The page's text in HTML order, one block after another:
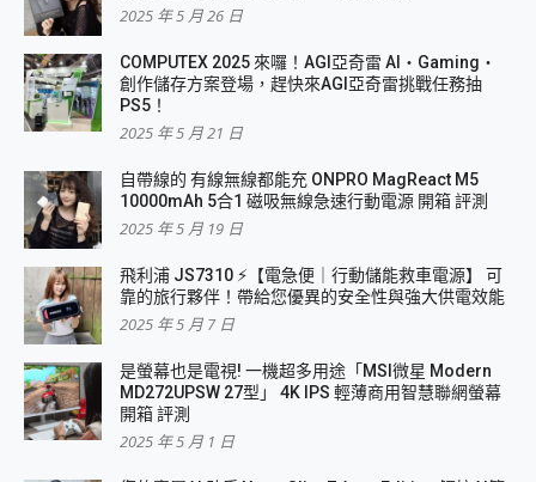
2025 年 5 月 26 日
COMPUTEX 2025 來囉！AGI亞奇雷 AI・Gaming・
創作儲存方案登場，趕快來AGI亞奇雷挑戰任務抽
PS5！
2025 年 5 月 21 日
自帶線的 有線無線都能充 ONPRO MagReact M5
10000mAh 5合1 磁吸無線急速行動電源 開箱 評測
2025 年 5 月 19 日
飛利浦 JS7310 ⚡【電急便｜行動儲能救車電源】 可
靠的旅行夥伴！帶給您優異的安全性與強大供電效能
2025 年 5 月 7 日
是螢幕也是電視! 一機超多用途「MSI微星 Modern
MD272UPSW 27型」 4K IPS 輕薄商用智慧聯網螢幕
開箱 評測
2025 年 5 月 1 日